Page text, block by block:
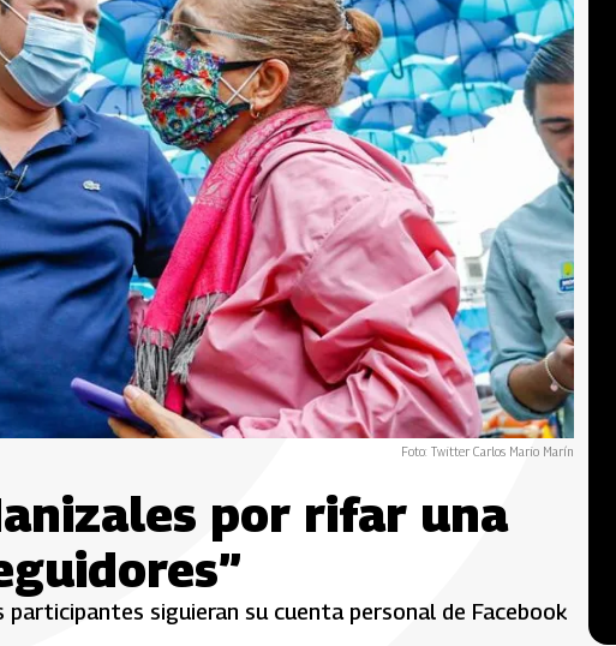
Foto: Twitter Carlos Mario Marín
por rifar una
siguieran su cuenta personal de Facebook